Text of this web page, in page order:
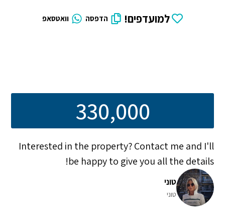
למועדפים! הדפסה וואטסאפ
330,000
Interested in the property? Contact me and I'll
be happy to give you all the details!
טוני
טוני